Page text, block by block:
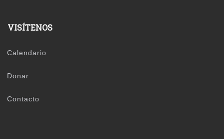
VISÍTENOS
Calendario
Donar
Contacto